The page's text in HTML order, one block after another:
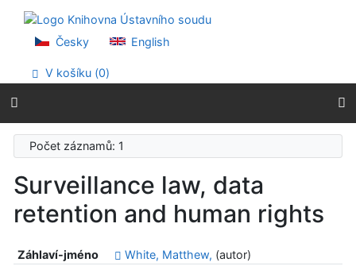
Přejít na menu
Prohlášení o webové přístupnosti
Česky English
V košíku (0)
Počet záznamů: 1
Surveillance law, data
retention and human rights
Záhlaví-jméno White, Matthew, (autor)